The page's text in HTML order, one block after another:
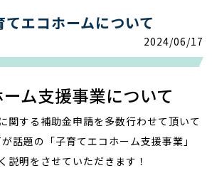
てエコホームについて
2024/06/17
ム支援事業について
関する補助金申請を多数行わせて頂いて
話題の「子育てエコホーム支援事業」
説明をさせていただきます！